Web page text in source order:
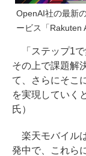
OpenAI社の最新
ービス「Rakuten
「ステップ1で
その上で課題解
て、さらにそこ
を実現していく
氏）
楽天モバイル
発中で、これら